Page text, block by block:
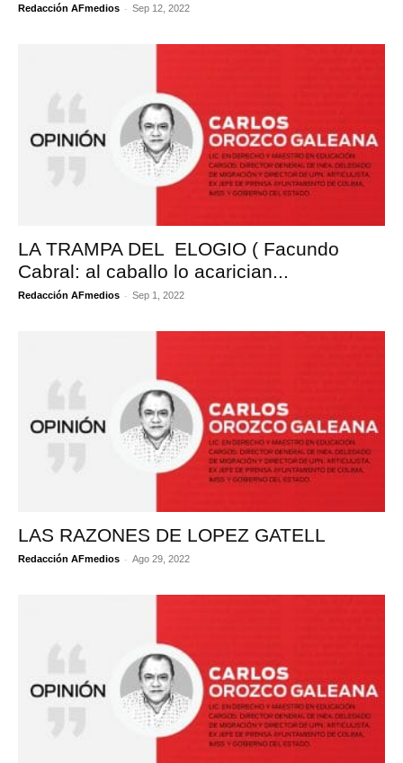
Redacción AFmedios - Sep 12, 2022
LA TRAMPA DEL ELOGIO ( Facundo
Cabral: al caballo lo acarician...
Redacción AFmedios - Sep 1, 2022
LAS RAZONES DE LOPEZ GATELL
Redacción AFmedios - Ago 29, 2022